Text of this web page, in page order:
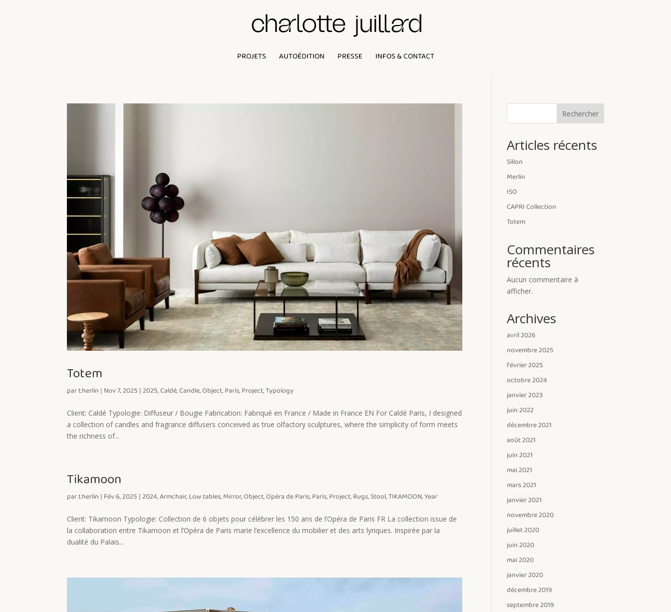
PROJETS AUTOÉDITION PRESSE INFOS & CONTACT
Totem
part.herlin | Nov 7, 2025 |2025,Caldé,Candle,Object,Paris,Project,Typology
Client: Caldé Typologie: Diffuseur / Bougie Fabrication: Fabriqué en France / Made in France EN For Caldé Paris, I designed
a collection of candles and fragrance diffusers conceived as true olfactory sculptures, where the simplicity of form meets
the richness of...
Tikamoon
part.herlin | Fév 6, 2025 |2024,Armchair,Low tables,Mirror,Object,Opéra de Paris,Paris,Project,Rugs,Stool,TIKAMOON,Year
Client: Tikamoon Typologie: Collection de 6 objets pour célébrer les 150 ans de l’Opéra de Paris FR La collection issue de
la collaboration entre Tikamoon et l’Opéra de Paris marie l’excellence du mobilier et des arts lyriques. Inspirée par la
dualité du Palais...
Rechercher
Articles récents
Sillon
Merlin
ISO
CAPRI Collection
Totem
Commentaires
récents
Aucun commentaire à
afficher.
Archives
avril 2026
novembre 2025
février 2025
octobre 2024
janvier 2023
juin 2022
décembre 2021
août 2021
juin 2021
mai 2021
mars 2021
janvier 2021
novembre 2020
juillet 2020
juin 2020
mai 2020
janvier 2020
décembre 2019
septembre 2019